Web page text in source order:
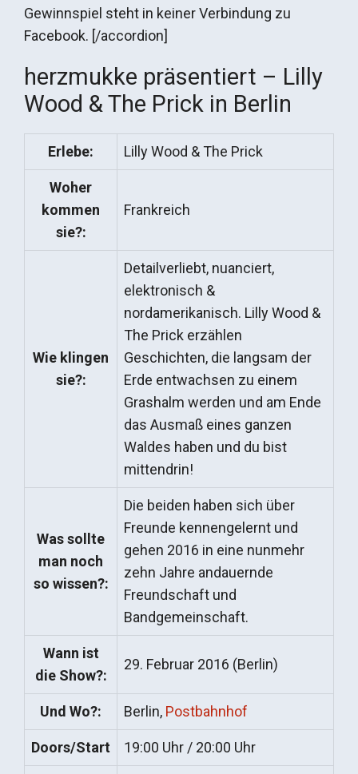
Gewinnspiel steht in keiner Verbindung zu
Facebook. [/accordion]
herzmukke präsentiert – Lilly
Wood & The Prick in Berlin
Erlebe: Lilly Wood & The Prick
Woher
kommen
sie?:
Frankreich
Wie klingen
sie?:
Detailverliebt, nuanciert,
elektronisch &
nordamerikanisch. Lilly Wood &
The Prick erzählen
Geschichten, die langsam der
Erde entwachsen zu einem
Grashalm werden und am Ende
das Ausmaß eines ganzen
Waldes haben und du bist
mittendrin!
Was sollte
man noch
so wissen?:
Die beiden haben sich über
Freunde kennengelernt und
gehen 2016 in eine nunmehr
zehn Jahre andauernde
Freundschaft und
Bandgemeinschaft.
Wann ist
die Show?:
29. Februar 2016 (Berlin)
Und Wo?: Berlin, Postbahnhof
Doors/Start 19:00 Uhr / 20:00 Uhr